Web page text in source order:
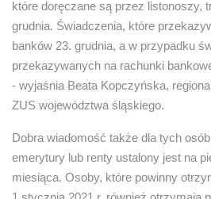
które doręczane są przez listonoszy,
grudnia. Świadczenia, które
banków 23. grudnia, a w przypadku
przekazywanych na rachunki
- wyjaśnia Beata Kopczyńska,
ZUS województwa śląskiego.
Dobra wiadomość także dla tych
emerytury lub renty ustalony jest na
miesiąca. Osoby, które powinny